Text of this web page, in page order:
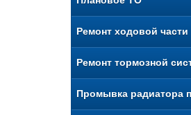
Ремонт ходовой части
Ремонт тормозной
Промывка радиатора